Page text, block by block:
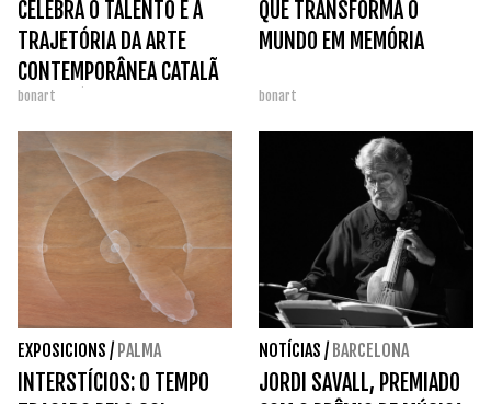
CELEBRA O TALENTO E A
TRAJETÓRIA DA ARTE
CONTEMPORÂNEA CATALÃ
NOS PRÉMIOS GAC 2026.
bonart
QUE TRANSFORMA O
MUNDO EM MEMÓRIA
bonart
EXPOSICIONS / PALMA
INTERSTÍCIOS: O TEMPO
NOTÍCIAS / BARCELONA
JORDI SAVALL, PREMIADO